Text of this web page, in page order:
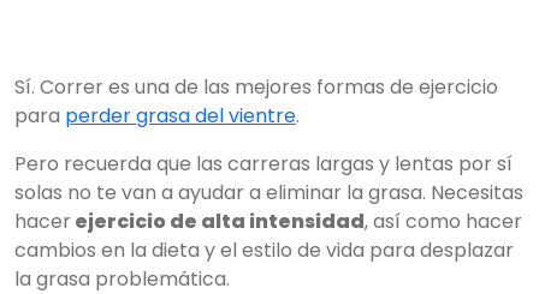
Sí. Correr es una de las mejores formas de ejercicio
para perder grasa del vientre.
Pero recuerda que las carreras largas y lentas por sí
solas no te van a ayudar a eliminar la grasa. Necesitas
hacerejercicio de alta intensidad, así como hacer
cambios en la dieta y el estilo de vida para desplazar
la grasa problemática.